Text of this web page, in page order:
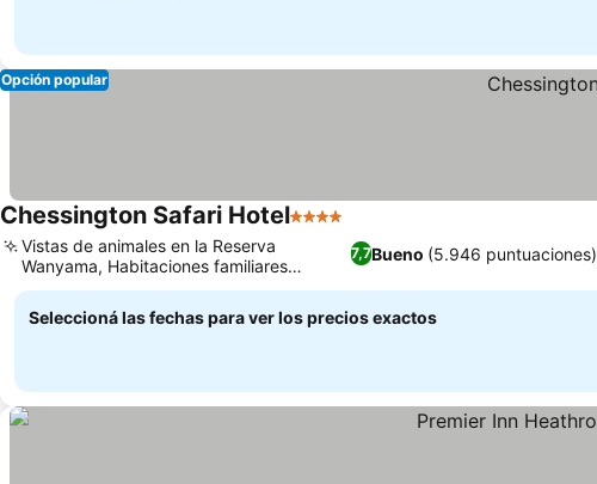
Opción popular
Chessington Safari Hotel4 Estrellas
7,7Bueno (5.946 puntuaciones)
Vistas de animales en la Reserva
Wanyama, Habitaciones familiares
temáticas inmersivas
Seleccioná las fechas para ver los precios exactos